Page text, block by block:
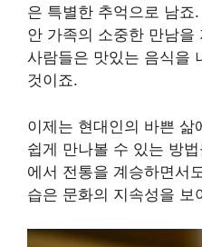
은 특별한 추억으로 남죠
안 가족의 소중한 만남을
사람들은 맛있는 음식을
것이죠.
이제는 현대인의 바쁜 삶
쉽게 만나볼 수 있는 방
에서 전통을 계승하면서
습은 문화의 지속성을 보